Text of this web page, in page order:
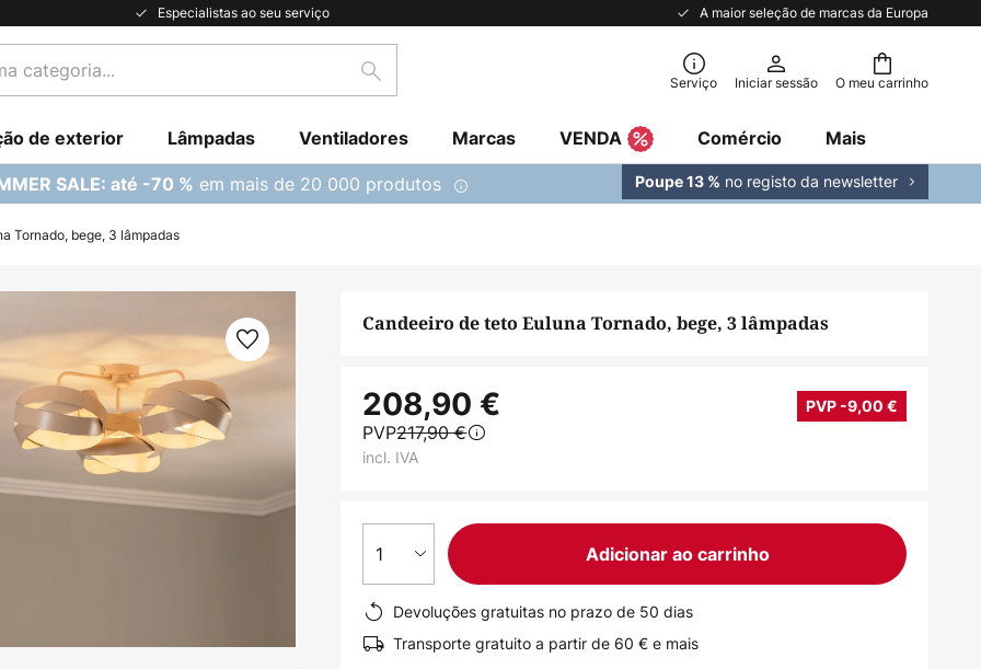
Especialistas ao seu serviço A maior seleção de marcas da Europa
O meu carrinho
Pesquisar Serviço Iniciar sessão
de exterior Lâmpadas Ventiladores Marcas VENDA Comércio Mais
SALE: até -70 % em mais de 20 000 produtos Poupe 13 % no registo da newsletter
Tornado, bege, 3 lâmpadas
Candeeiro de teto Euluna Tornado, bege, 3 lâmpadas
208,90 € PVP -9,00 €
PVP217,90 €
incl. IVA
1 Adicionar ao carrinho
Devoluções gratuitas no prazo de 50 dias
Transporte gratuito a partir de 60 € e mais